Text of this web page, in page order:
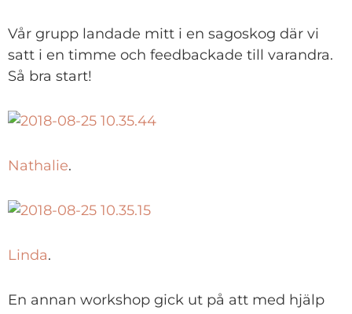
Vår grupp landade mitt i en sagoskog där vi
satt i en timme och feedbackade till varandra.
Så bra start!
Nathalie.
Linda.
En annan workshop gick ut på att med hjälp